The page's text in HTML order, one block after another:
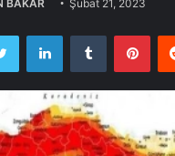
BAKAR Şubat 21, 2023
Twitter LinkedInTumblr